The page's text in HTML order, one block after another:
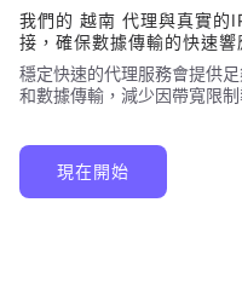
我們的 越南 代理與真實的
接，確保數據傳輸的快速響
穩定快速的代理服務會提供
和數據傳輸，減少因帶寬限
現在開始